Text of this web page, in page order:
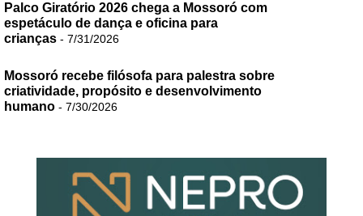
Palco Giratório 2026 chega a Mossoró com
espetáculo de dança e oficina para
crianças - 7/31/2026
Mossoró recebe filósofa para palestra sobre
criatividade, propósito e desenvolvimento
humano - 7/30/2026